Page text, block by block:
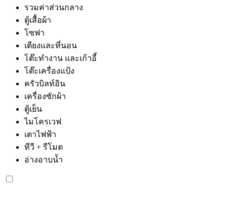
รวมค่าส่วนกลาง
ตู้เสื้อผ้า
โซฟา
เตียงและที่นอน
โต๊ะทำงาน และเก้าอี้
โต๊ะเครื่องแป้ง
ครัวบิลท์อิน
เครื่องซักผ้า
ตู้เย็น
ไมโครเวฟ
เตาไฟฟ้า
ทีวี + รีโมต
อ่างอาบน้ำ